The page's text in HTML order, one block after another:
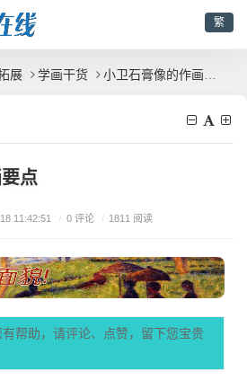
繁
展 学画干货 小卫石膏像的作画要点
点
11:42:51 / 0 评论 / 1811 阅读
帮助，请评论、点赞，留下您宝贵